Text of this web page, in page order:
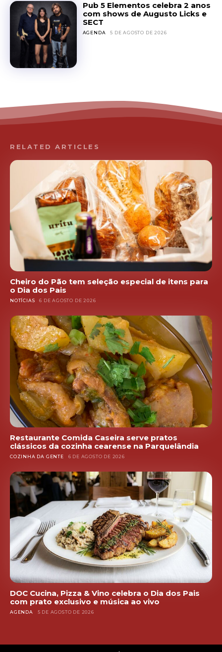
Pub 5 Elementos celebra 2 anos
com shows de Augusto Licks e
SECT
AGENDA 5 DE AGOSTO DE 2026
RELATED ARTICLES
Cheiro do Pão tem seleção especial de itens para
o Dia dos Pais
NOTÍCIAS 6 DE AGOSTO DE 2026
Restaurante Comida Caseira serve pratos
clássicos da cozinha cearense na Parquelândia
COZINHA DA GENTE 6 DE AGOSTO DE 2026
DOC Cucina, Pizza & Vino celebra o Dia dos Pais
com prato exclusivo e música ao vivo
AGENDA 5 DE AGOSTO DE 2026